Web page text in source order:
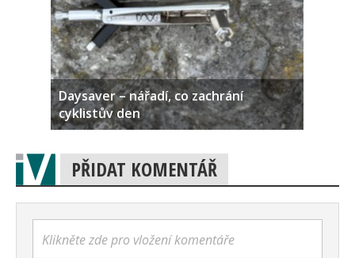
Daysaver – nářadí, co zachrání
cyklistův den
PŘIDAT KOMENTÁŘ
Klikněte zde pro vložení komentáře